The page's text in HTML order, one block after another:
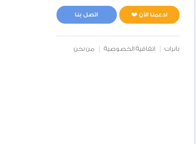
ادعمنا الآن ❤️ اتصل بنا
بانرات اتفاقية الخصوصية من نحن